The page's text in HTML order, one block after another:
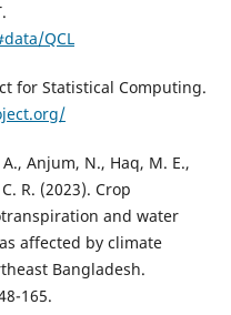
QCL
for Statistical Computing.
Anjum, N., Haq, M. E.,
R. (2023). Crop
and water
affected by climate
Bangladesh.
165.